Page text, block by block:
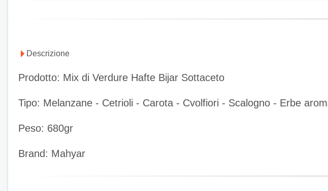
Descrizione
Prodotto: Mix di Verdure Hafte Bijar Sottaceto
Tipo: Melanzane - Cetrioli - Carota - Cvolfiori - Scalogno - Erbe
Peso: 680gr
Brand: Mahyar